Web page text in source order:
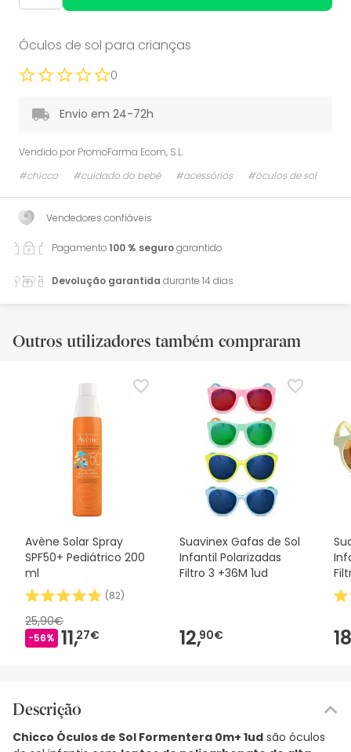
Óculos de sol para crianças
0
Envio em 24-72h
Vendido por PromoFarma Ecom, S.L.
#chicco
#cuidado do bebé #acessórios #óculos de sol
Vendedores confiáveis
Pagamento100 % segurogarantido
Devolução garantida durante 14 dias
Outros utilizadores também compraram
Avène Solar Spray
SPF50+ Pediátrico 200
ml
(82)
25,90€
-56% 11,27€
Suavinex Gafas de Sol
Infantil Polarizadas
Filtro 3 +36M 1ud
12,90€
Descrição
Chicco Óculos de Sol Formentera 0m+ 1ud são óculos